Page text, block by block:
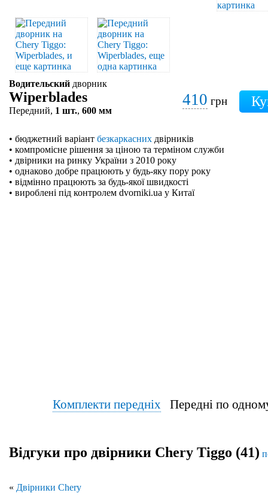
Водительский дворник
Wiperblades
Передний, 1 шт., 600 мм
410 грн
• бюджетний варіант безкаркасних двірників
• компромісне рішення за ціною та терміном служби
• двірники на ринку України з 2010 року
• однаково добре працюють у будь-яку пору року
• відмінно працюють за будь-якої швидкості
• вироблені під контролем dvorniki.ua у Китаї
Комплекти передніхПередні по
Відгуки про двірники Chery Tiggo (41)
« Двірники Chery